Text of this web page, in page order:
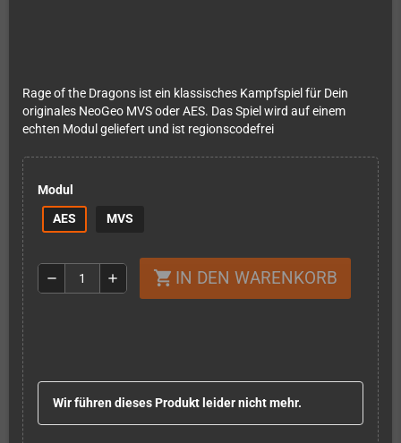
Rage of the Dragons ist ein klassisches Kampfspiel für Dein
originales NeoGeo MVS oder AES. Das Spiel wird auf einem
echten Modul geliefert und ist regionscodefrei
Modul
AES
MVS
remove add shopping_cart IN DEN WARENKORB
Wir führen dieses Produkt leider nicht mehr.